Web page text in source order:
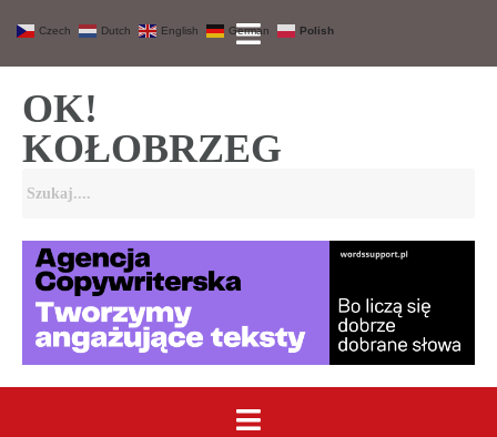
OK!
KOŁOBRZEG
Czech Dutch English German Polish